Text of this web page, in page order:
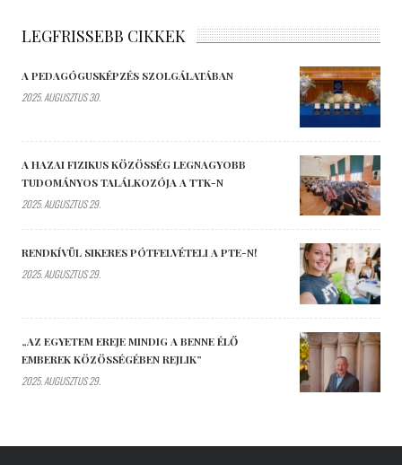
LEGFRISSEBB CIKKEK
A PEDAGÓGUSKÉPZÉS SZOLGÁLATÁBAN
2025. AUGUSZTUS 30.
A HAZAI FIZIKUS KÖZÖSSÉG LEGNAGYOBB
TUDOMÁNYOS TALÁLKOZÓJA A TTK-N
2025. AUGUSZTUS 29.
RENDKÍVÜL SIKERES PÓTFELVÉTELI A PTE-N!
2025. AUGUSZTUS 29.
„AZ EGYETEM EREJE MINDIG A BENNE ÉLŐ
EMBEREK KÖZÖSSÉGÉBEN REJLIK”
2025. AUGUSZTUS 29.